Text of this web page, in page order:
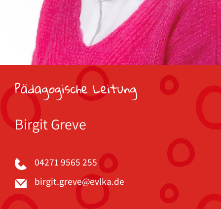
Pädagogische Leitung
Birgit Greve
04271 9565 255